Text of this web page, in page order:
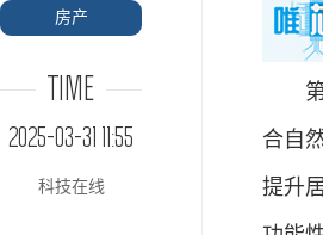
房产
TIME
2025-03-31 11:55
科技在线
第四
合自
提升